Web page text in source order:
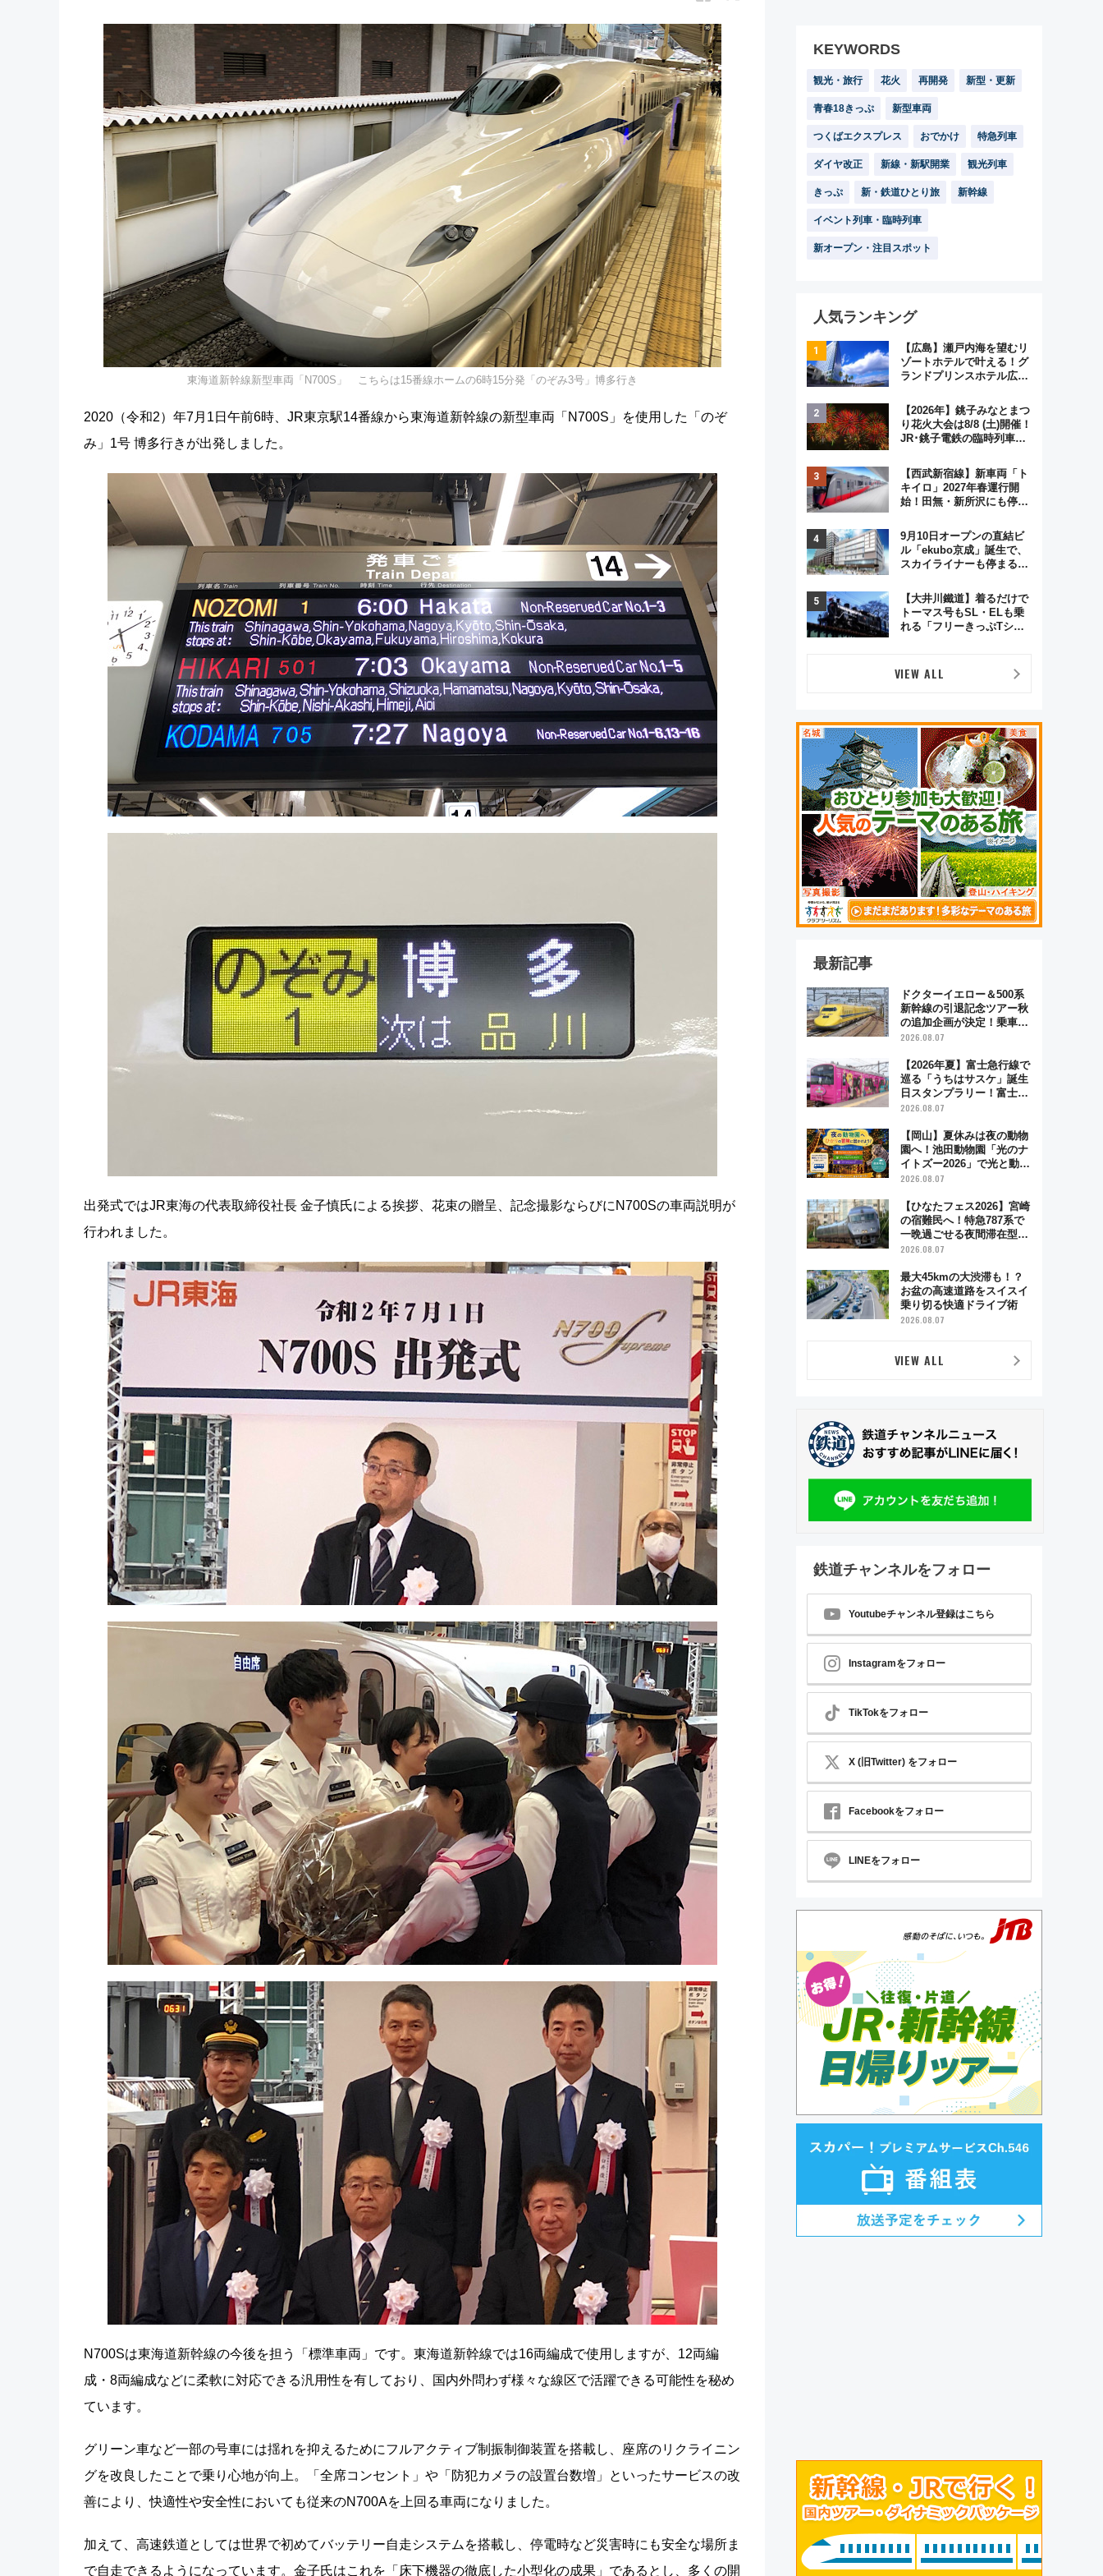
東海道新幹線新型車両「N700S」 こちらは15番線ホームの6時15分発「のぞみ3号」博多行き
2020（令和2）年7月1日午前6時、JR東京駅14番線から東海道新幹線の新型車両「N700S」を使用した「のぞ
み」1号 博多行きが出発しました。
出発式ではJR東海の代表取締役社長 金子慎氏による挨拶、花束の贈呈、記念撮影ならびにN700Sの車両説明が
行われました。
N700Sは東海道新幹線の今後を担う「標準車両」です。東海道新幹線では16両編成で使用しますが、12両編
成・8両編成などに柔軟に対応できる汎用性を有しており、国内外問わず様々な線区で活躍できる可能性を秘め
ています。
グリーン車など一部の号車には揺れを抑えるためにフルアクティブ制振制御装置を搭載し、座席のリクライニン
グを改良したことで乗り心地が向上。「全席コンセント」や「防犯カメラの設置台数増」といったサービスの改
善により、快適性や安全性においても従来のN700Aを上回る車両になりました。
加えて、高速鉄道としては世界で初めてバッテリー自走システムを搭載し、停電時など災害時にも安全な場所ま
で自走できるようになっています。金子氏はこれを「床下機器の徹底した小型化の成果」であるとし、 多くの開
KEYWORDS
観光・旅行 花火 再開発 新型・更新
青春18きっぷ 新型車両
つくばエクスプレス おでかけ 特急列車
ダイヤ改正 新線・新駅開業 観光列車
きっぷ 新・鉄道ひとり旅 新幹線
イベント列車・臨時列車
新オープン・注目スポット
人気ランキング
【広島】瀬戸内海を望むリ
ゾートホテルで叶える！グ
ランドプリンスホテル広島
ジュアルパーティープラン
【2026年】銚子みなとまつ
り花火大会は8/8 (土)開催！
JR･銚子電鉄の臨時列車や
く8,000発の大迫力＆屋台
を満喫
【西武新宿線】新車両「ト
キイロ」2027年春運行開
始！田無・新所沢にも停
弾」も
9月10日オープンの直結ビ
ル「ekubo京成」誕生で、
スカイライナーも停まる巨
変わる？ 全テナント情報も
公開！
【大井川鐵道】着るだけで
トーマス号もSL・ELも乗
れる「フリーきっぷTシャ
VIEW ALL
最新記事
ドクターイエロー＆500系
新幹線の引退記念ツアー秋
の追加企画が決定！乗車体
験やグッズ・ホテル情報ま
2026.08.07
【2026年夏】富士急行線で
巡る「うちはサスケ」誕生
日スタンプラリー！富士急
ハイランド限定グルメ＆グ
2026.08.07
【岡山】夏休みは夜の動物
園へ！池田動物園「光のナ
イトズー2026」で光と動物
が彩る特別な夜
2026.08.07
【ひなたフェス2026】宮崎
の宿難民へ！特急787系で
一晩過ごせる夜間滞在型イ
ベント「スワローおひさ
2026.08.07
最大45kmの大渋滞も！？
お盆の高速道路をスイスイ
乗り切る快適ドライブ術
2026.08.07
VIEW ALL
鉄道チャンネルをフォロー
Youtubeチャンネル登録はこちら
Instagramをフォロー
TikTokをフォロー
X (旧Twitter) をフォロー
Facebookをフォロー
LINEをフォロー